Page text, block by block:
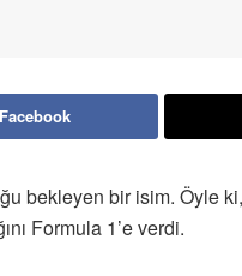
bekleyen bir isim. Öyle
Formula 1’e verdi.